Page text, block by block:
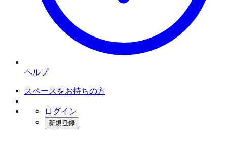
ヘルプ
スペースをお持ちの方
ログイン
新規登録